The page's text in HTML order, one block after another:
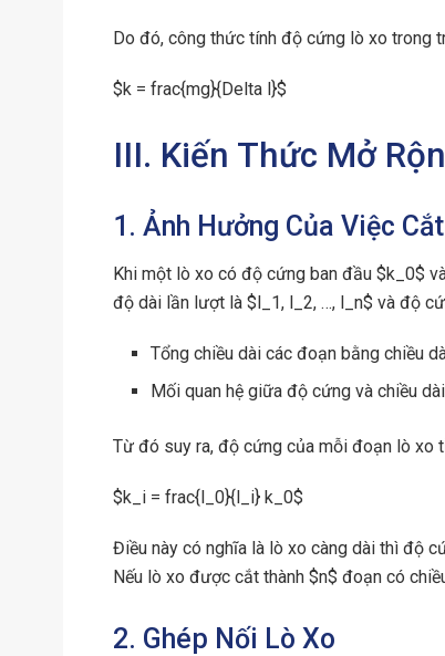
Do đó, công thức tính độ cứng lò xo trong
$k = frac{mg}{Delta l}$
III. Kiến Thức Mở
1. Ảnh Hưởng Của Việc
Khi một lò xo có độ cứng ban đầu $k_0$
độ dài lần lượt là $l_1, l_2, …, l_n$ và độ
Tổng chiều dài các đoạn bằng chiều
Mối quan hệ giữa độ cứng và chiều
Từ đó suy ra, độ cứng của mỗi đoạn lò xo
$k_i = frac{l_0}{l_i} k_0$
Điều này có nghĩa là lò xo càng dài thì độ
Nếu lò xo được cắt thành $n$ đoạn có
2. Ghép Nối Lò Xo